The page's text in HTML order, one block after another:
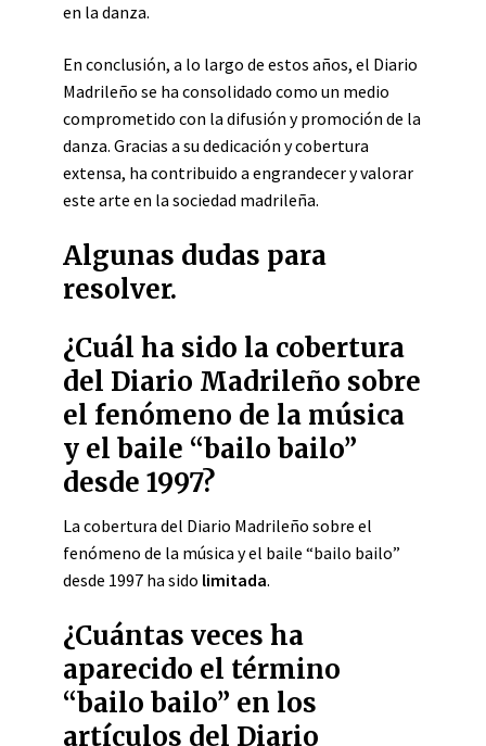
en la danza.
En conclusión, a lo largo de estos años, el Diario
Madrileño se ha consolidado como un medio
comprometido con la difusión y promoción de la
danza. Gracias a su dedicación y cobertura
extensa, ha contribuido a engrandecer y valorar
este arte en la sociedad madrileña.
Algunas dudas para
resolver.
¿Cuál ha sido la cobertura
del Diario Madrileño sobre
el fenómeno de la música
y el baile “bailo bailo”
desde 1997?
La cobertura del Diario Madrileño sobre el
fenómeno de la música y el baile “bailo bailo”
desde 1997 ha sido limitada.
¿Cuántas veces ha
aparecido el término
“bailo bailo” en los
artículos del Diario